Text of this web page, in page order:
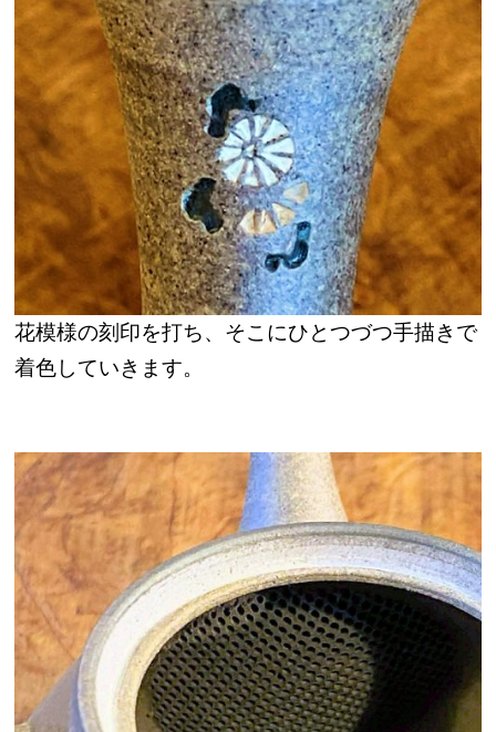
花模様の刻印を打ち、そこにひとつづつ手描きで
着色していきます。